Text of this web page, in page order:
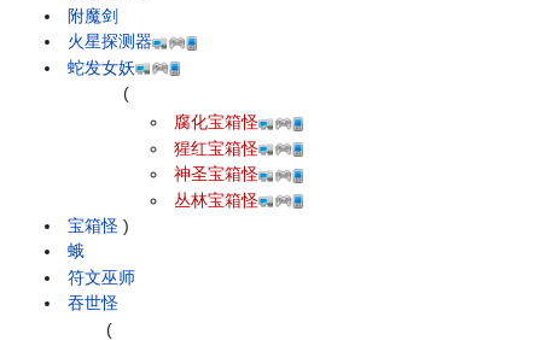
附魔剑
火星探测器
蛇发女妖
宝箱怪
(
腐化宝箱怪
猩红宝箱怪
神圣宝箱怪
丛林宝箱怪
)
蛾
符文巫师
吞世怪
(